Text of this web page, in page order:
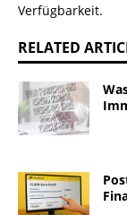
Verfügbarkeit.
RELATED